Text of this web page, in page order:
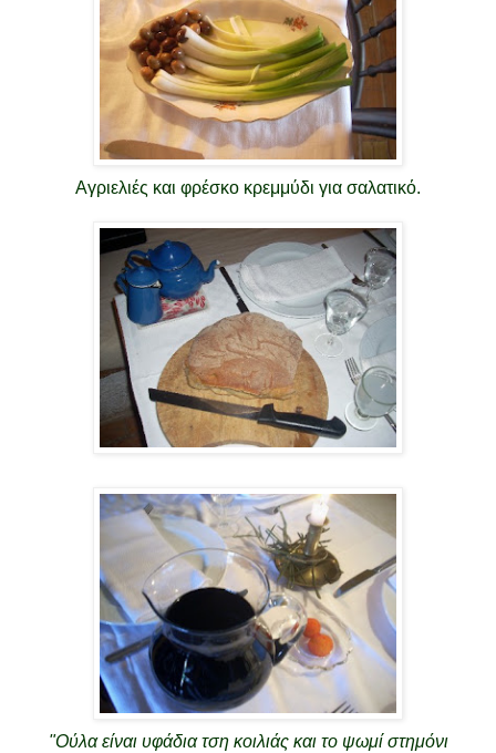
Αγριελιές και φρέσκο κρεμμύδι για σαλατικό.
"Ούλα είναι υφάδια τση κοιλιάς και το ψωμί στημόνι